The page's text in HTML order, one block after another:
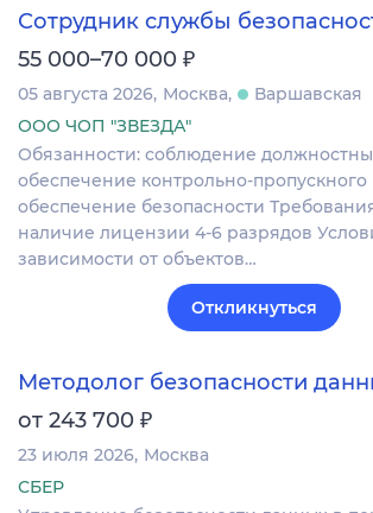
Сотрудник службы
55 000–70 000 ₽
05 августа 2026 Москва
Варшавская
ООО ЧОП "ЗВЕЗДА"
Обязанности: соблюдение
обеспечение контрольно-
обеспечение безопасности
наличие лицензии 4-6 разрядов
зависимости от объектов…
Откликнуться
Методолог безопасности
от 243 700 ₽
23 июля 2026 Москва
СБЕР